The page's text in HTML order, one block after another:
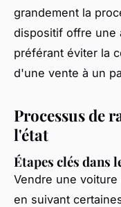
grandement la
dispositif offre une
préférant éviter la
d'une vente à un
Processus de
l'état
Étapes clés dans
Vendre une
en suivant